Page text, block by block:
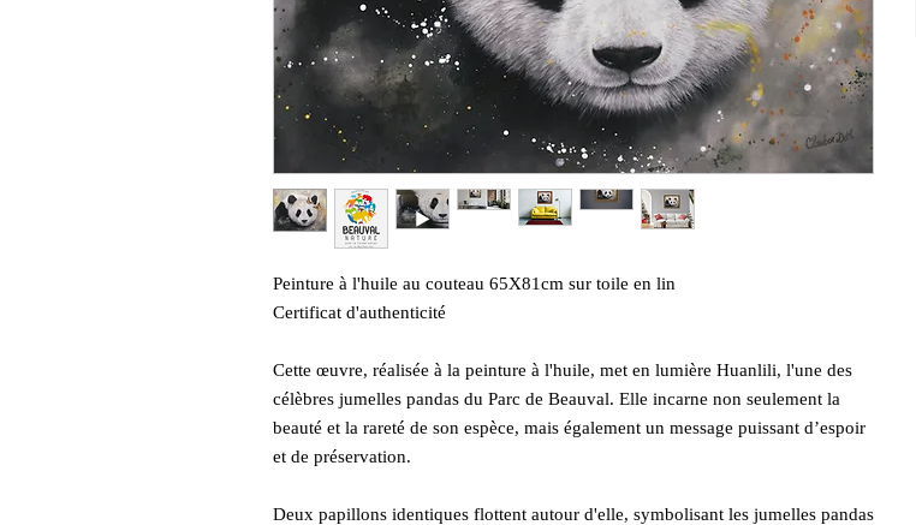
Peinture à l'huile au couteau 65X81cm sur toile en lin
Certificat d'authenticité
Cette œuvre, réalisée à la peinture à l'huile, met en lumière Huanlili, l'une des
célèbres jumelles pandas du Parc de Beauval. Elle incarne non seulement la
beauté et la rareté de son espèce, mais également un message puissant d’espoir
et de préservation.
Deux papillons identiques flottent autour d'elle, symbolisant les jumelles pandas